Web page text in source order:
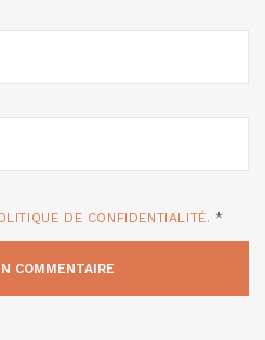
DE CONFIDENTIALITÉ. *